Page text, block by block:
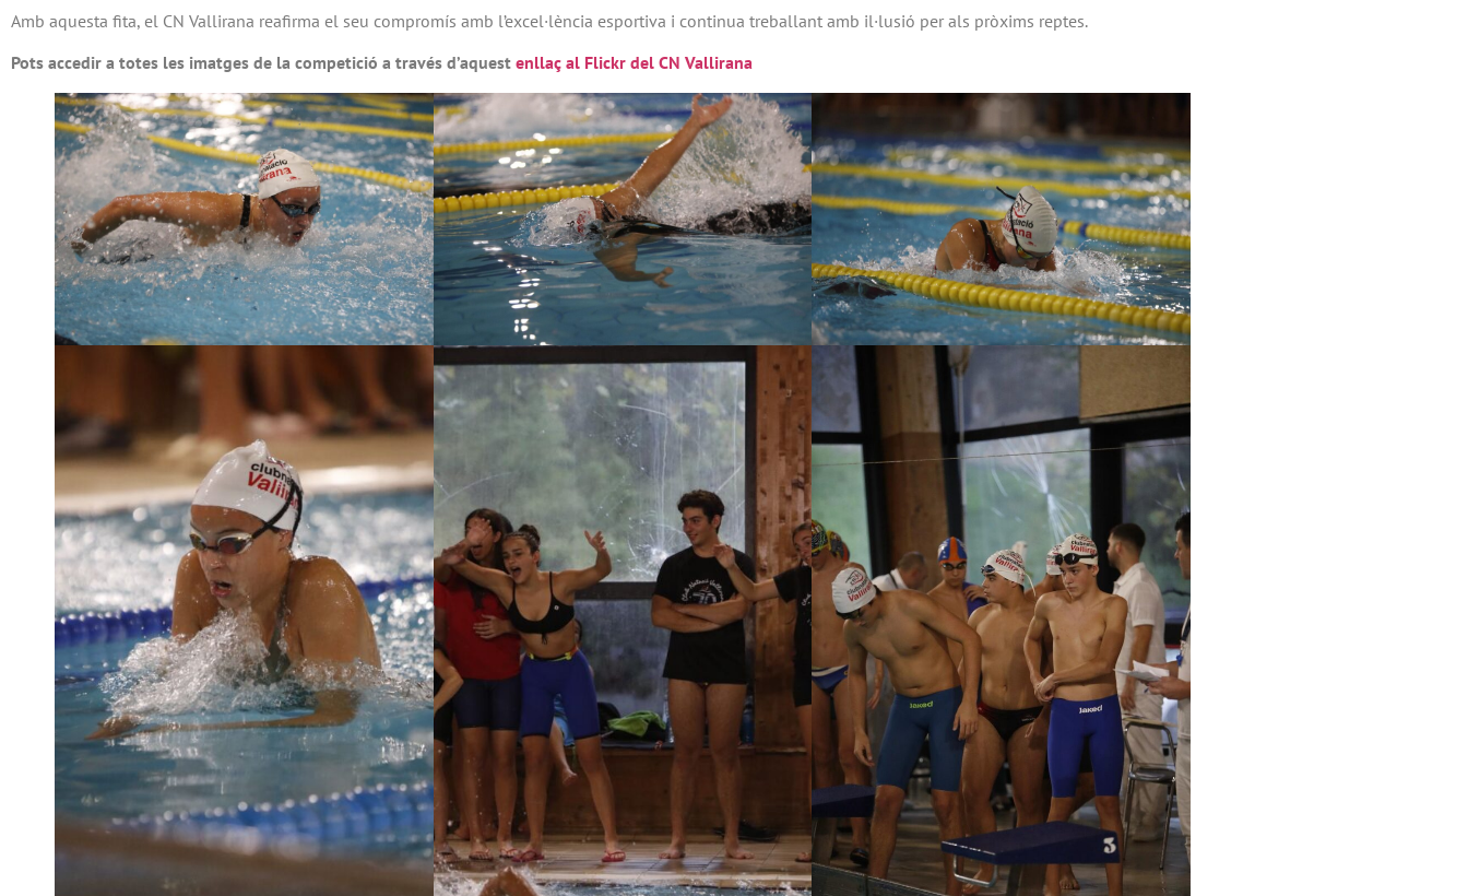
Amb aquesta fita, el CN Vallirana reafirma el seu compromís amb l’excel·lència esportiva i continua treballant amb il·lusió per als pròxims reptes.
Pots accedir a totes les imatges de la competició a través d’aquest enllaç al Flickr del CN Vallirana